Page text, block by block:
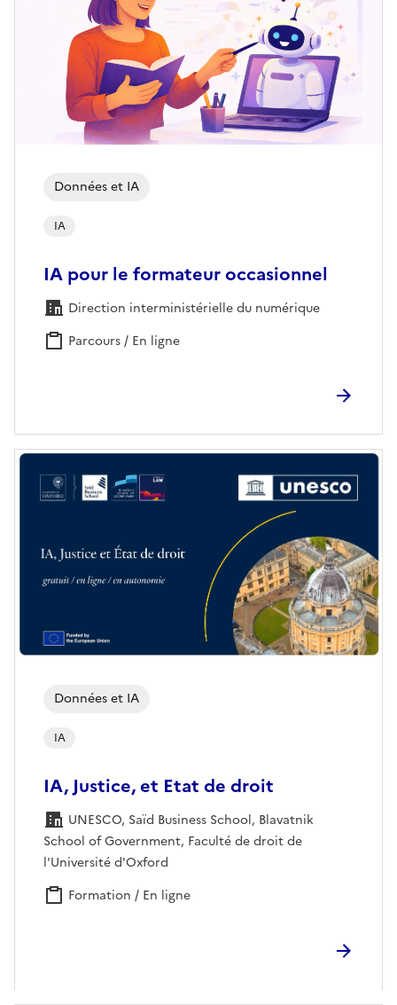
Données et IA
IA
IA pour le formateur occasionnel
Direction interministérielle du numérique
Parcours / En ligne
Données et IA
IA
IA, Justice, et Etat de droit
UNESCO, Saïd Business School, Blavatnik
School of Government, Faculté de droit de
l'Université d'Oxford
Formation / En ligne